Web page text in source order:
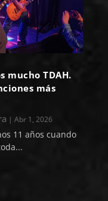
mucho TDAH.
más
|Abr 1, 2026
11 años cuando